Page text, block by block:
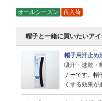
オールシーズン 再入荷
帽子と一緒に買いたいア
帽子用汗止め
吸汗・速乾・
ナーです。帽
くする効果が